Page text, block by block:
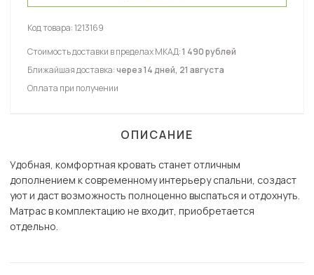
Код товара:1213169
Стоимость доставки в пределах МКАД:1 490 рублей
Ближайшая доставка:через 14 дней, 21 августа
Оплата при получении
ОПИСАНИЕ
Удобная, комфортная кровать станет отличным
дополнением к современному интерьеру спальни, создаст
уют и даст возможность полноценно выспаться и отдохнуть.
Матрас в комплектацию не входит, приобретается
отдельно.